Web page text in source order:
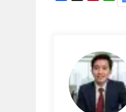
k
r
e
s
t
h
A
p